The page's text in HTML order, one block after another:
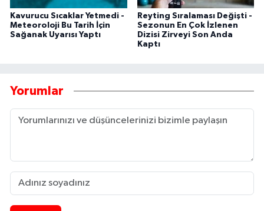
Kavurucu Sıcaklar Yetmedi -
Meteoroloji Bu Tarih İçin
Sağanak Uyarısı Yaptı
Reyting Sıralaması Değişti -
Sezonun En Çok İzlenen
Dizisi Zirveyi Son Anda
Kaptı
Yorumlar